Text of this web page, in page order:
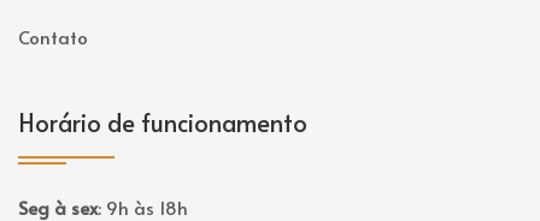
Contato
Horário de funcionamento
Seg à sex: 9h às 18h